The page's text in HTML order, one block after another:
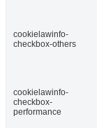
cookielawinfo-
checkbox-others
cookielawinfo-
checkbox-
performance